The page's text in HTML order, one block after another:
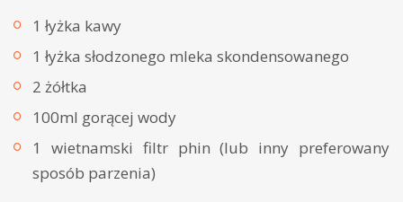
1 łyżka kawy
1 łyżka słodzonego mleka skondensowanego
2 żółtka
100ml gorącej wody
1 wietnamski filtr phin (lub inny preferowany
sposób parzenia)